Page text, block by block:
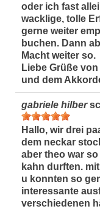
oder ich fast
wacklige, tolle
gerne weiter
buchen. Dann
Macht weiter so.
Liebe Grüße
und dem
gabriele hilber
Hallo, wir drei
dem neckar
aber theo war
kahn durften.
u konnten so
interessante
verschiedenen